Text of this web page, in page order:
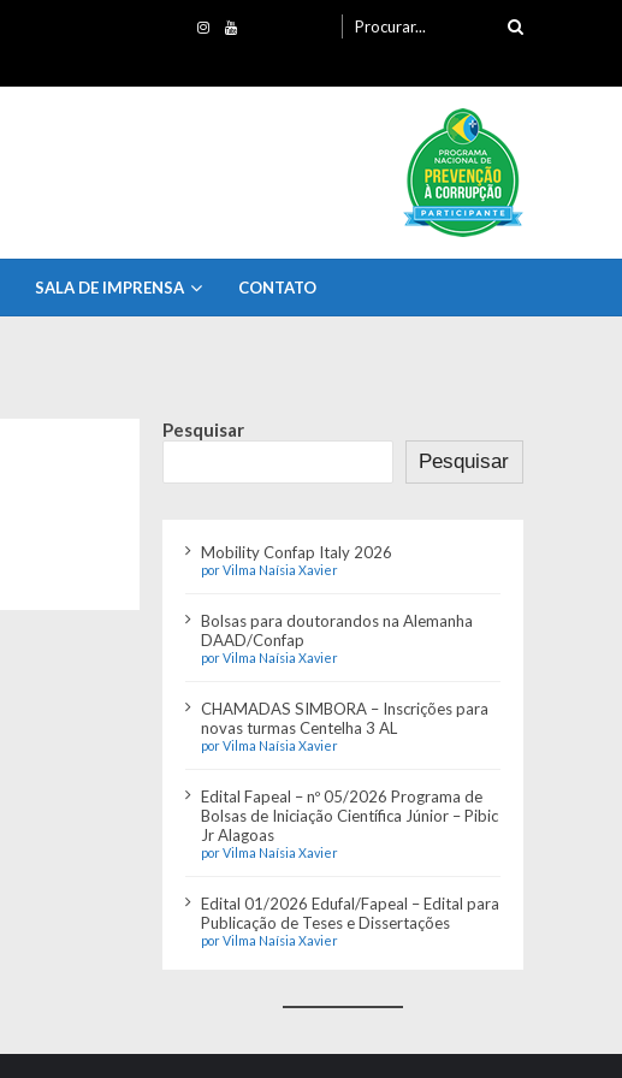
por:
SALA DE IMPRENSA CONTATO
Pesquisar
Pesquisar
Mobility Confap Italy 2026
por Vilma Naísia Xavier
Bolsas para doutorandos na Alemanha
DAAD/Confap
por Vilma Naísia Xavier
CHAMADAS SIMBORA – Inscrições para
novas turmas Centelha 3 AL
por Vilma Naísia Xavier
Edital Fapeal – nº 05/2026 Programa de
Bolsas de Iniciação Científica Júnior – Pibic
Jr Alagoas
por Vilma Naísia Xavier
Edital 01/2026 Edufal/Fapeal – Edital para
Publicação de Teses e Dissertações
por Vilma Naísia Xavier